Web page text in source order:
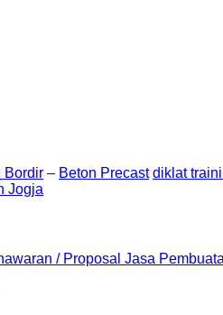
Bordir – Beton Precast diklat
Jogja
/ Proposal Jasa